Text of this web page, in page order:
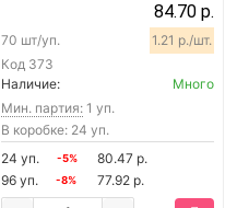
84.70 р.
Код 373
70 шт/уп. 1.21 р./шт.
Наличие:
Много
Мин. партия: 1 уп.
В коробке: 24 уп.
24 уп.
-5%
80.47 р.
96 уп.
-8% 77.92 р.